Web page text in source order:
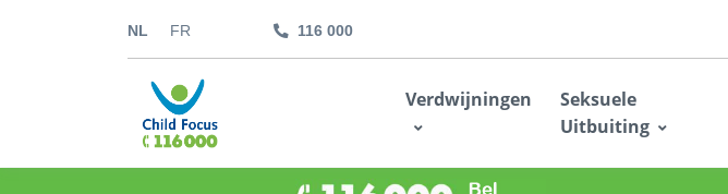
NL FR 116 000
Verdwijningen
Seksuele
Uitbuiting